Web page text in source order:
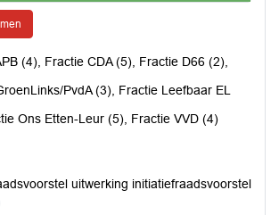
(4), Fractie CDA (5), Fractie D66 (2),
PvdA (3), Fractie Leefbaar EL
Ons Etten-Leur (5), Fractie VVD (4)
uitwerking initiatiefraadsvoorstel